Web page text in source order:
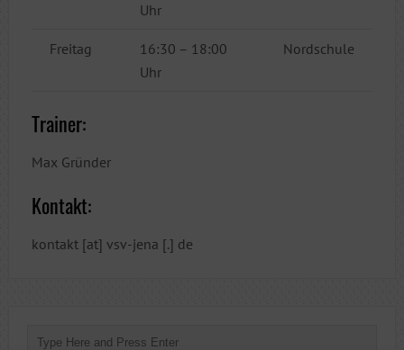
Uhr
Freitag
16:30 – 18:00
Uhr
Nordschule
Trainer:
Max Gründer
Kontakt:
kontakt [at] vsv-jena [.] de